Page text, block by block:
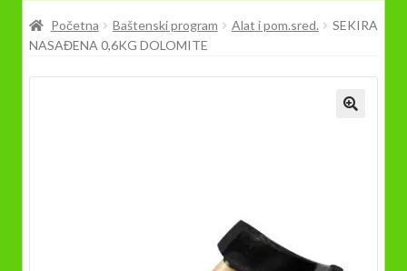
Prodavnica
Početna Baštenski program Alat i pom.sred.
SEKIRA
NASAĐENA 0,6KG DOLOMITE